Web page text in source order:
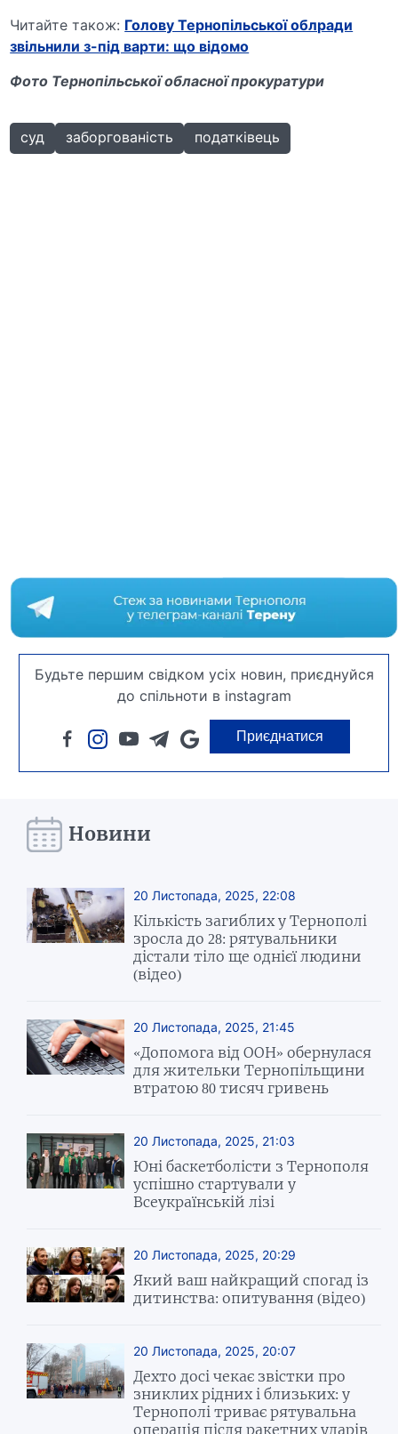
Читайте також: Голову Тернопільської облради
звільнили з-під варти: що відомо
Фото Тернопільської обласної прокуратури
суд заборгованість податківець
Будьте першим свідком усіх новин, приєднуйся
до спільноти в instagram
Приєднатися
Новини
20 Листопада, 2025, 22:08
Кількість загиблих у Тернополі
зросла до 28: рятувальники
дістали тіло ще однієї людини
(відео)
20 Листопада, 2025, 21:45
«Допомога від ООН» обернулася
для жительки Тернопільщини
втратою 80 тисяч гривень
20 Листопада, 2025, 21:03
Юні баскетболісти з Тернополя
успішно стартували у
Всеукраїнській лізі
20 Листопада, 2025, 20:29
Який ваш найкращий спогад із
дитинства: опитування (відео)
20 Листопада, 2025, 20:07
Дехто досі чекає звістки про
зниклих рідних і близьких: у
Тернополі триває рятувальна
операція після ракетних ударів